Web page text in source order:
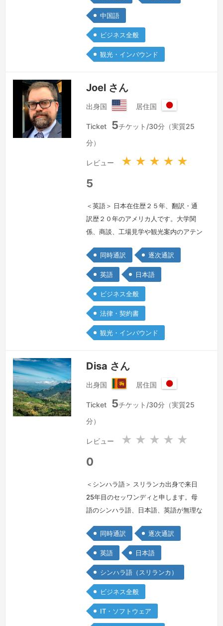
中国語
ビジネス全般
観光・インバウンド
Joel さん
出身国
メ
合
居住国
本
Ticket 5チケット/30分（実質25
分）
レビュー ★ ★ ★ ★ ★
5
＜英語＞ 日本在住歴２５年、翻訳・通
訳歴２０年のアメリカ人です。大学関
係、商談、工場見学や観光案内のアテン
本の文化背景をよく理解した正確な通訳
業務をこなしています。円滑なコミュニ
ケーションのパートナーとしてぜひよろ
しくお願いします。
同時通訳 逐次通訳
英語 日本語
ビジネス全般
法律・契約書
観光・インバウンド
Disa さん
出身国
リ
カ
会
主
義
共
和
国
居住国
本
Ticket 5チケット/30分（実質25
分）
レビュー ★ ★ ★ ★ ★
0
＜シンハラ語＞ スリランカ出身で来日
25年目のセッワンディと申します。母
語のシンハラ語、日本語、英語が無理な
連の会社を設立し代表者として経営や経
理、マネージメントの経験があります。
日々通訳の勉強を欠かせますん。明る
く、新しいことに挑戦 する意欲があり
ます。どうぞよろしくお願いいたしま
す。続きを見る »
同時通訳 逐次通訳
英語 日本語
シンハラ語（スリランカ）
ビジネス全般
IT・ソフトウェア